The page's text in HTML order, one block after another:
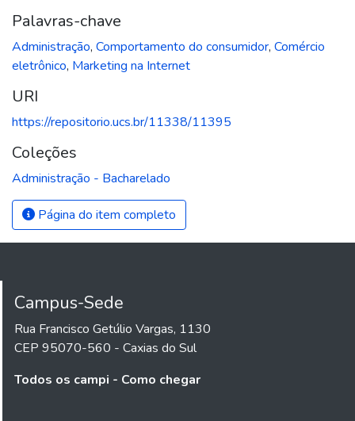
Palavras-chave
Administração, Comportamento do consumidor, Comércio
eletrônico, Marketing na Internet
URI
https://repositorio.ucs.br/11338/11395
Coleções
Administração - Bacharelado
Página do item completo
Campus-Sede
Rua Francisco Getúlio Vargas, 1130
CEP 95070-560 - Caxias do Sul
Todos os campi - Como chegar